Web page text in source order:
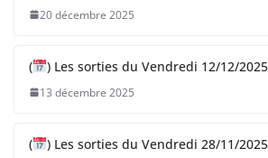
20 décembre 2025
( ) Les sorties du Vendredi 12/12/2025
13 décembre 2025
( ) Les sorties du Vendredi 28/11/2025